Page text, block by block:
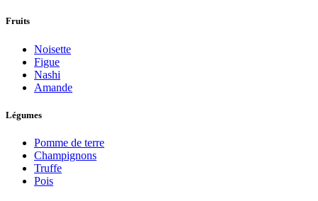
Fruits
Noisette
Figue
Nashi
Amande
Légumes
Pomme de terre
Champignons
Truffe
Pois